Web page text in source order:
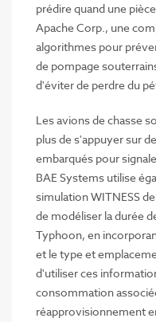
prédire quand une
Apache Corp., une
algorithmes pour
de pompage
d'éviter de perdre du
Les avions de chasse
plus de s'appuyer sur
embarqués pour
BAE Systems utilise
simulation WITNESS
de modéliser la durée
Typhoon, en
et le type et
d'utiliser ces
consommation
réapprovisionnement